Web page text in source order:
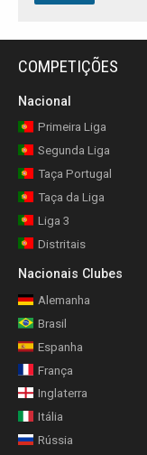
COMPETIÇÕES
Nacional
Primeira Liga
Segunda Liga
Taça Portugal
Taça da Liga
Liga 3
Distritais
Nacionais Clubes
Alemanha
Brasil
Espanha
França
Inglaterra
Itália
Rússia